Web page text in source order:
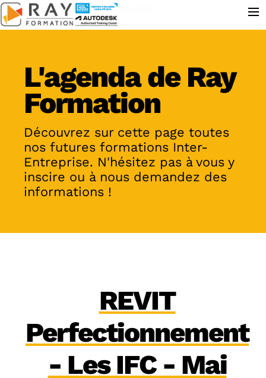
L'agenda de Ray
Formation
Découvrez sur cette page toutes
nos futures formations Inter-
Entreprise. N'hésitez pas à vous y
inscire ou à nous demandez des
informations !
REVIT
Perfectionnement
- Les IFC - Mai
≡